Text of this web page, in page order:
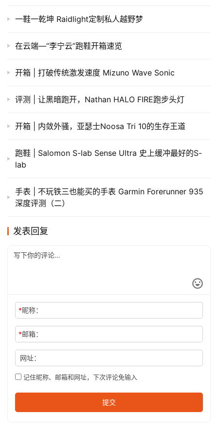
一鞋一乾坤 Raidlight定制私人越野梦
在云端—“李宁云”跑鞋开箱速览
开箱 | 打破传统激发速度 Mizuno Wave Sonic
评测 | 让黑暗跑开，Nathan HALO FIRE跑步头灯
开箱 | 内敛外骚，亚瑟士Noosa Tri 10的生存王道
跑鞋 | Salomon S-lab Sense Ultra 史上缓冲最好的S-
lab
手表 | 不玩铁三也能买的手表 Garmin Forerunner 935
深度评测（二）
发表回复
*昵称：
*邮箱：
网址：
记住昵称、邮箱和网址，下次评论免输入
提交